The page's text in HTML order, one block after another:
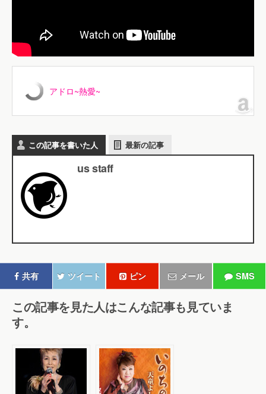
アドロ~熱愛~
この記事を書いた人 最新の記事
us staff
共有 ツイート ピン メール SMS
この記事を見た人はこんな記事も見ていま
す。